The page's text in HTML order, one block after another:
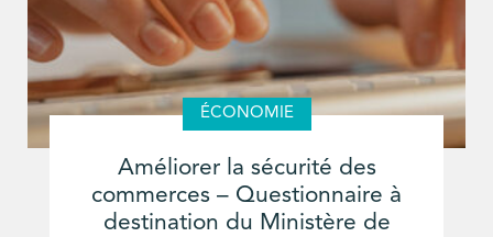
ÉCONOMIE
Améliorer la sécurité des
commerces – Questionnaire à
destination du Ministère de